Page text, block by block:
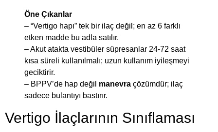
Öne Çıkanlar
– “Vertigo hapı” tek bir ilaç değil; en az 6 farklı
etken madde bu adla satılır.
– Akut atakta vestibüler süpresanlar 24-72 saat
kısa süreli kullanılmalı; uzun kullanım iyileşmeyi
geciktirir.
– BPPV’de hap değil manevra çözümdür; ilaç
sadece bulantıyı bastırır.
Vertigo İlaçlarının Sınıflaması